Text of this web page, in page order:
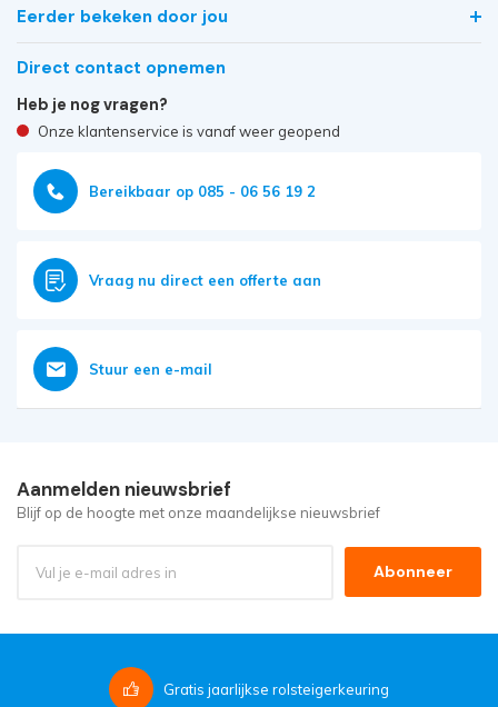
Eerder bekeken door jou
Direct contact opnemen
Heb je nog vragen?
Onze klantenservice is vanaf weer geopend
Bereikbaar op 085 - 06 56 19 2
Vraag nu direct een offerte aan
Stuur een e-mail
Aanmelden nieuwsbrief
Blijf op de hoogte met onze maandelijkse nieuwsbrief
Abonneer
Gratis jaarlijkse rolsteigerkeuring